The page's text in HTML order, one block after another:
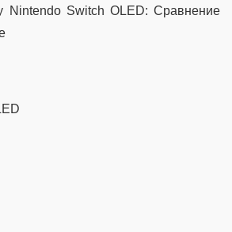
Nintendo Switch OLED: Сравнение